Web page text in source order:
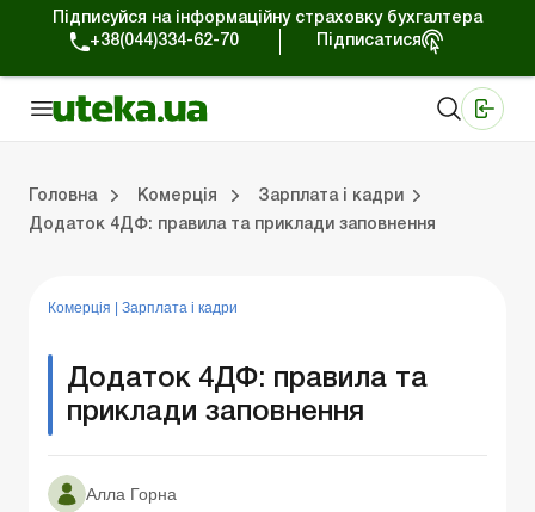
Підписуйся на інформаційну страховку бухгалтера
+38(044)334-62-70
Підписатися
Головна Комерція
Зарплата і кадри
Додаток 4ДФ: правила та приклади заповнення
Комерція Зарплата і кадри
Додаток 4ДФ: правила та
приклади заповнення
Алла Горна